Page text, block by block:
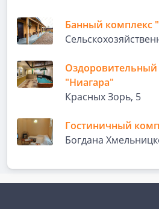
Банный комплекс
Оздоровительный
"Ниагара"
Красных Зорь, 5
Гостиничный
Богдана